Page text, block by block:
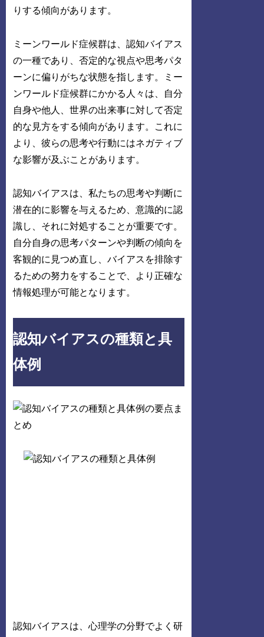
りする傾向があります。
ミーンワールド症候群は、認知バイアス
の一種であり、否定的な視点や思考パタ
ーンに偏りがちな状態を指します。ミー
ンワールド症候群にかかる人々は、自分
自身や他人、世界の出来事に対して否定
的な見方をする傾向があります。これに
より、彼らの思考や行動にはネガティブ
な影響が及ぶことがあります。
認知バイアスは、私たちの思考や判断に
潜在的に影響を与えるため、意識的に認
識し、それに対処することが重要です。
自分自身の思考パターンや判断の傾向を
客観的に見つめ直し、バイアスを排除す
るための努力をすることで、より正確な
情報処理が可能となります。
認知バイアスの種類と具
体例
認知バイアスは、心理学の分野でよく研